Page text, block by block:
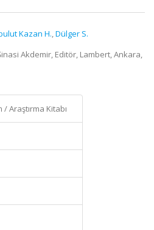
Kazan H.,Dülger S.
Akdemir, Editör, Lambert, Ankara,
Araştırma Kitabı